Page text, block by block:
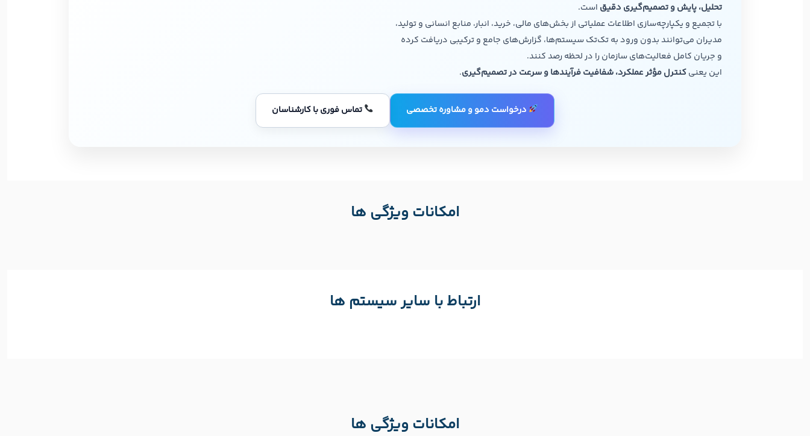
تحلیل، پایش و تصمیم‌گیری دقیق است.
با تجمیع و یکپارچه‌سازی اطلاعات عملیاتی از بخش‌های مالی، خرید، انبار، منابع انسانی و تولید،
مدیران می‌توانند بدون ورود به تک‌تک سیستم‌ها، گزارش‌های جامع و ترکیبی دریافت کرده
و جریان کامل فعالیت‌های سازمان را در لحظه رصد کنند.
این یعنیکنترل مؤثر عملکرد، شفافیت فرآیندها و سرعت در تصمیم‌گیری.
درخواست دمو و مشاوره تخصصی تماس فوری با کارشناسان
امکانات ویژگی ها
ارتباط با سایر سیستم ها
امکانات ویژگی ها